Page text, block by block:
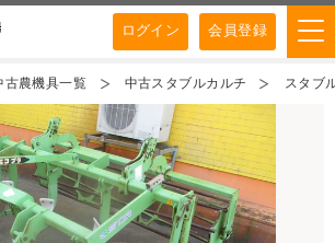
ログイン 会員登録
古農機具一覧 中古スタブルカルチ スタブ